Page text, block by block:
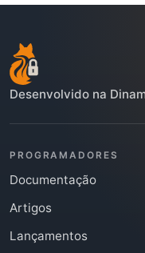
Desenvolvido na
PROGRAMADORES
Documentação
Artigos
Lançamentos